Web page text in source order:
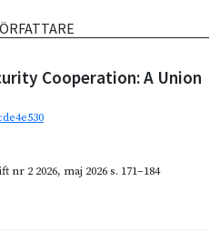
Cooperation: A Union
nr 2 2026, maj 2026s. 171–184